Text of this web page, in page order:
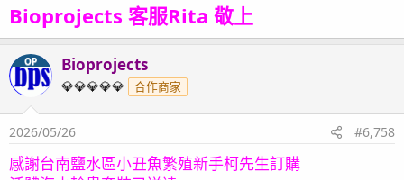
Bioprojects 客服Rita 敬上
OP Bioprojects
💎💎💎💎💎 合作商家
2026/05/26 #6,758
感謝台南鹽水區小丑魚繁殖新手柯先生訂購